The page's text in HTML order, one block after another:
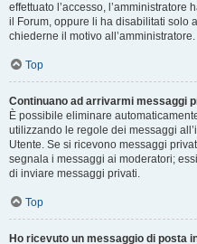
effettuato l’accesso,
il Forum, oppure li ha disabilitati solo
chiederne il motivo all’amministratore.
Top
Continuano ad arrivarmi messaggi
È possibile eliminare
utilizzando le regole dei messaggi
Utente. Se si ricevono messaggi
segnala i messaggi ai moderatori;
di inviare messaggi privati​​.
Top
Ho ricevuto un messaggio di posta